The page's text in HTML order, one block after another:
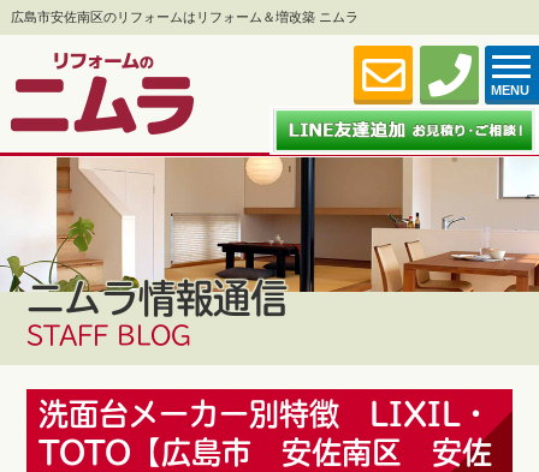
広島市安佐南区のリフォームはリフォーム＆増改築 ニムラ
MENU
ニムラ情報通信
STAFF BLOG
洗面台メーカー別特徴 LIXIL・
TOTO【広島市 安佐南区 安佐